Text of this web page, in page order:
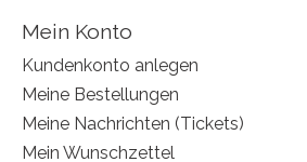
Mein Konto
Kundenkonto anlegen
Meine Bestellungen
Meine Nachrichten (Tickets)
Mein Wunschzettel